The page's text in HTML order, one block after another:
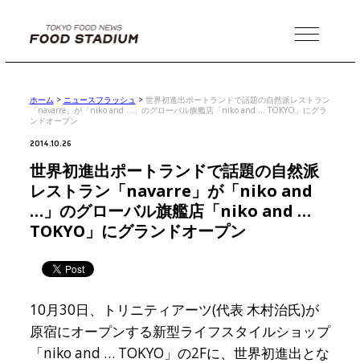
MENU
ホーム > ニュースフラッシュ > 世界初進出ポートランドで話題の自然派レストラン
「navarre」が「niko and …」のグローバル旗艦店「niko and … TOKYO」にグラ
ンドオープン
2014.10.26
世界初進出ポートランドで話題の自然派
レストラン「navarre」が「niko and
…」のグローバル旗艦店「niko and …
TOKYO」にグランドオープン
10月30日、トリニティアーツ(代表 木村治氏)が
原宿にオープンする新型ライフスタイルショップ
「niko and … TOKYO」の2Fに、世界初進出とな